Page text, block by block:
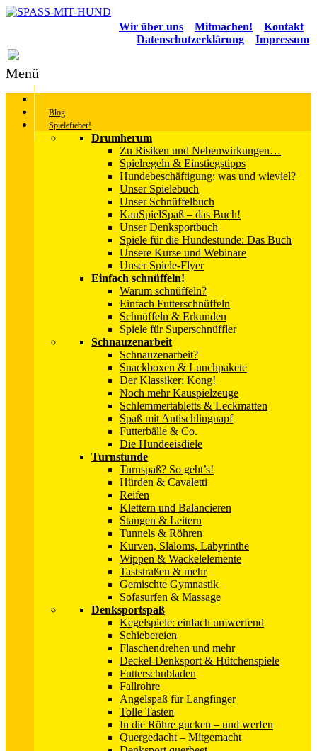
Wir über uns Mitmachen!
Kontakt
Datenschutzerklärung
Impressum
Menü
Blog
Spielefieber!
Drumherum
Zu Risiken und Nebenwirkungen…
Spielregeln & Einstiegstipps
Hundebeschäftigung: was und wieviel?
Unser Spielebuch
Unser Schnüffelbuch
KauSpielSpaß – das Buch!
Unser Denksportbuch
Spiele für die Hundestunde: Das Buch
Unsere Kurse und Webinare
Unser Spiele-Flyer
Einfach schnüffeln!
Warum schnüffeln?
Einfach Futterschnüffeln
Schnüffeln & Erkunden
Spiele für Superschnüffler
Schnauzenarbeit
Schnauzenarbeit?
Snackboxen & Lunchpakete
Der Klassiker: Kong!
Noch mehr Kauspielzeuge
Schlemmertabletts & Leckmatten
Spaß mit Antischlingnapf
Futterbälle & Co.
Die Hundeeisdiele
Turnstunde
Turnspaß? So geht’s!
Hürden & Cavaletti
Reifen
Klettern und Balancieren
Stangen & Leitern
Tunnels & Röhren
Kurven, Slaloms, Labyrinthe
Wippen & Wackelelemente
Taststraßen & mehr
Gemischte Gymnastik
Sofasurfen & Massage
Denksportspaß
Kegelspiele: einfach umwerfend
Schiebereien
Flaschendrehen und mehr
Deckel-Denksport & Hütchenspiele
Futterschubladen
Fallrohre
Angelspaß für Langfinger
Tolle Tasten
In die Röhre gucken – und werfen
Quergedacht – Mitgemacht